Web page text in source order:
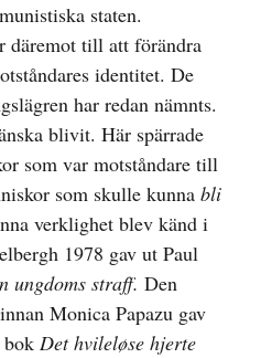
staten.
däremot till att förändra
identitet. De
har redan nämnts.
blivit. Här spärrade
som var motståndare till
som skulle kunna bli
verklighet blev känd i
1978 gav ut Paul
ungdoms straff. Den
Monica Papazu gav
Det hvileløse hjerte